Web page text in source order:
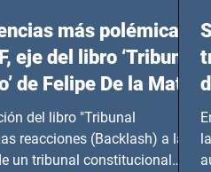
más polémicas
eje del libro ‘Tribunal
de Felipe De la Mata
del libro "Tribunal
reacciones (Backlash) a las
un tribunal constitucional